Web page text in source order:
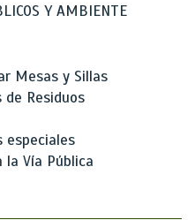
Y AMBIENTE
Mesas y Sillas
de Residuos
especiales
la Vía Pública